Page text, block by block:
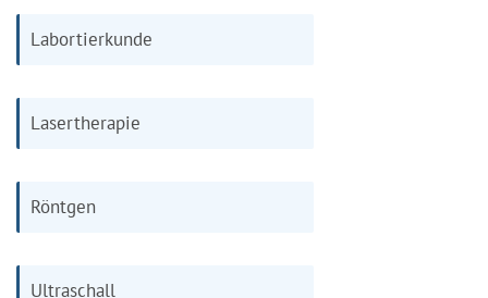
Labortierkunde
Lasertherapie
Röntgen
Ultraschall